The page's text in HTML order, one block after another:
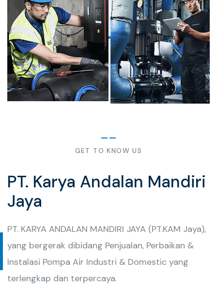
GET TO KNOW US
PT. Karya Andalan Mandiri
Jaya
PT. KARYA ANDALAN MANDIRI JAYA (PT.KAM Jaya),
yang bergerak dibidang Penjualan, Perbaikan &
Instalasi Pompa Air Industri & Domestic yang
terlengkap dan terpercaya.